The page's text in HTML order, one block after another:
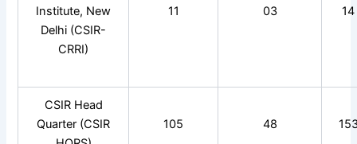
Institute, New
Delhi (CSIR-
CRRI)
11 03 14
CSIR Head
Quarter (CSIR
105 48